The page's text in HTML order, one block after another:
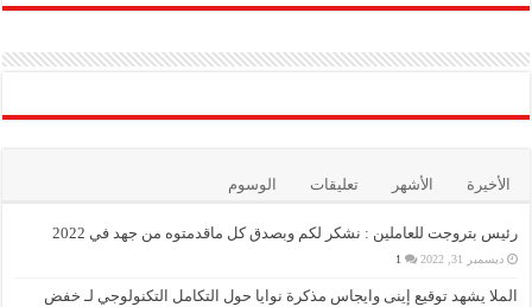
الأخيرة الأشهر تعليقات الوسوم
رئيس بتروجت للعاملين : نشكر لكم وبصدق كل ماقدمتوه من جهد في 2022
ديسمبر 31, 2022 1
الملا يشهد توقيع إينى وايجاس مذكرة نوايا حول التكامل التكنولوجي لـ خفض